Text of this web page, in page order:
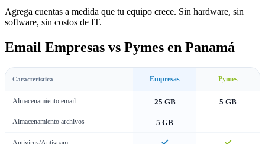
Agrega cuentas a medida que tu equipo crece. Sin hardware, sin
software, sin costos de IT.
Email Empresas vs Pymes en Panamá
Característica Empresas Pymes
Almacenamiento email 25 GB 5 GB
Almacenamiento archivos 5 GB —